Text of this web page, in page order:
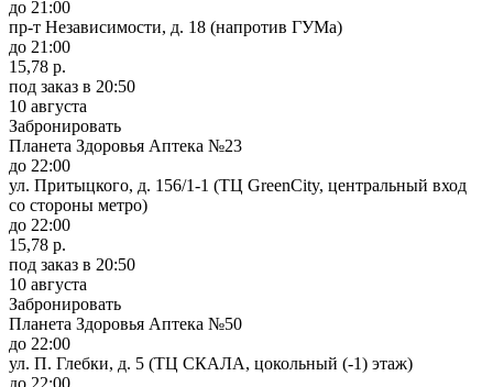
до 21:00
пр-т Независимости, д. 18 (напротив ГУМа)
до 21:00
15,78 р.
под заказ в 20:50
10 августа
Забронировать
Планета Здоровья Аптека №23
до 22:00
ул. Притыцкого, д. 156/1-1 (ТЦ GreenCity, центральный вход
со стороны метро)
до 22:00
15,78 р.
под заказ в 20:50
10 августа
Забронировать
Планета Здоровья Аптека №50
до 22:00
ул. П. Глебки, д. 5 (ТЦ СКАЛА, цокольный (-1) этаж)
до 22:00